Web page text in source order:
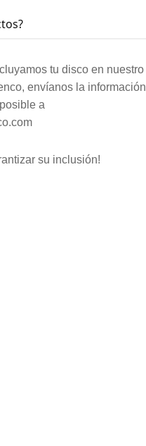
tu disco en nuestro
envíanos la información
a
su inclusión!